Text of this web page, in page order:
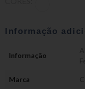
Informação
Informação
Marca